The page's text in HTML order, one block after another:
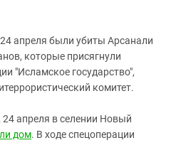
В ЧЕЧНЕ
АКТИВИСТОВ
И ПРОТЕСТЫ
апреля были убиты Арсанали
которые присягнули
"Исламское государство",
комитет.
, 24 апреля в селении Новый
дом. В ходе спецоперации